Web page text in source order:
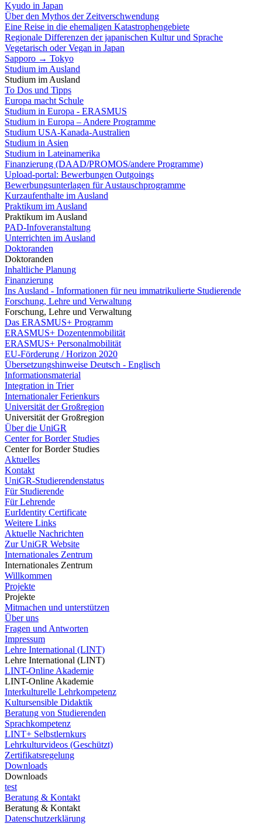
Kyudo in Japan
Über den Mythos der Zeitverschwendung
Eine Reise in die ehemaligen Katastrophengebiete
Regionale Differenzen der japanischen Kultur und Sprache
Vegetarisch oder Vegan in Japan
Sapporo → Tokyo
Studium im Ausland
Studium im Ausland
To Dos und Tipps
Europa macht Schule
Studium in Europa - ERASMUS
Studium in Europa – Andere Programme
Studium USA-Kanada-Australien
Studium in Asien
Studium in Lateinamerika
Finanzierung (DAAD/PROMOS/andere Programme)
Upload-portal: Bewerbungen Outgoings
Bewerbungsunterlagen für Austauschprogramme
Kurzaufenthalte im Ausland
Praktikum im Ausland
Praktikum im Ausland
PAD-Infoveranstaltung
Unterrichten im Ausland
Doktoranden
Doktoranden
Inhaltliche Planung
Finanzierung
Ins Ausland - Informationen für neu immatrikulierte Studierende
Forschung, Lehre und Verwaltung
Forschung, Lehre und Verwaltung
Das ERASMUS+ Programm
ERASMUS+ Dozentenmobilität
ERASMUS+ Personalmobilität
EU-Förderung / Horizon 2020
Übersetzungshinweise Deutsch - Englisch
Informationsmaterial
Integration in Trier
Internationaler Ferienkurs
Universität der Großregion
Universität der Großregion
Über die UniGR
Center for Border Studies
Center for Border Studies
Aktuelles
Kontakt
UniGR-Studierendenstatus
Für Studierende
Für Lehrende
EurIdentity Certificate
Weitere Links
Aktuelle Nachrichten
Zur UniGR Website
Internationales Zentrum
Internationales Zentrum
Willkommen
Projekte
Projekte
Mitmachen und unterstützen
Über uns
Fragen und Antworten
Impressum
Lehre International (LINT)
Lehre International (LINT)
LINT-Online Akademie
LINT-Online Akademie
Interkulturelle Lehrkompetenz
Kultursensible Didaktik
Beratung von Studierenden
Sprachkompetenz
LINT+ Selbstlernkurs
Lehrkulturvideos (Geschützt)
Zertifikatsregelung
Downloads
Downloads
test
Beratung & Kontakt
Beratung & Kontakt
Datenschutzerklärung